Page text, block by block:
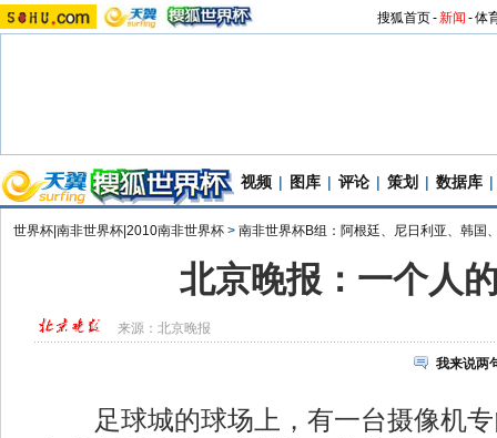
搜狐首页-新闻 -体
视频 | 图库 | 评论 | 策划 | 数据库 |
世界杯|南非世界杯|2010南非世界杯 > 南非世界杯B组：阿根廷、尼日利亚、韩国
北京晚报：一个人
来源：北京晚报
我来说两
足球城的球场上，有一台摄像机专